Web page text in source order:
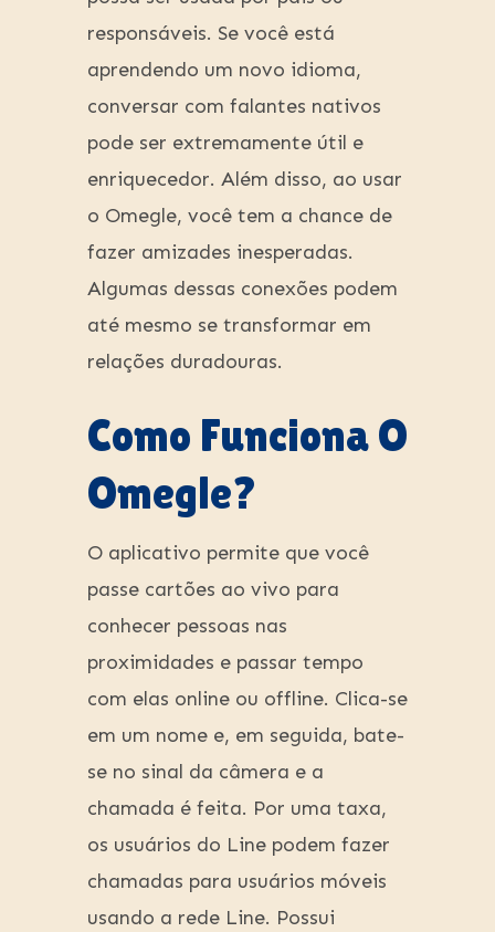
responsáveis. Se você está
aprendendo um novo idioma,
conversar com falantes nativos
pode ser extremamente útil e
enriquecedor. Além disso, ao usar
o Omegle, você tem a chance de
fazer amizades inesperadas.
Algumas dessas conexões podem
até mesmo se transformar em
relações duradouras.
Como Funciona O
Omegle?
O aplicativo permite que você
passe cartões ao vivo para
conhecer pessoas nas
proximidades e passar tempo
com elas online ou offline. Clica-se
em um nome e, em seguida, bate-
se no sinal da câmera e a
chamada é feita. Por uma taxa,
os usuários do Line podem fazer
chamadas para usuários móveis
usando a rede Line. Possui